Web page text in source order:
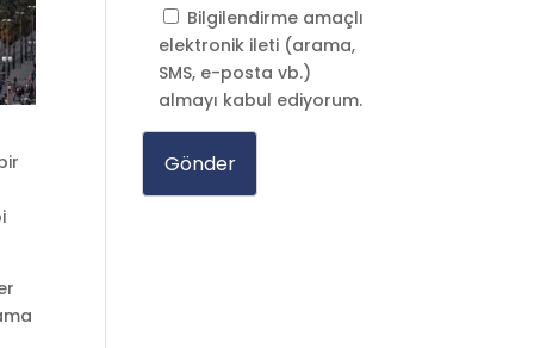
Bilgilendirme amaçlı
elektronik ileti (arama,
SMS, e-posta vb.)
almayı kabul ediyorum.